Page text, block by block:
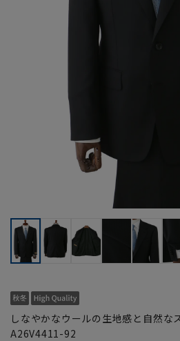
しなやかなウールの生地感と自然な
A26V4411-92